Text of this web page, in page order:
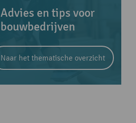
Advies en tips voor
bouwbedrijven
Naar het thematische overzicht